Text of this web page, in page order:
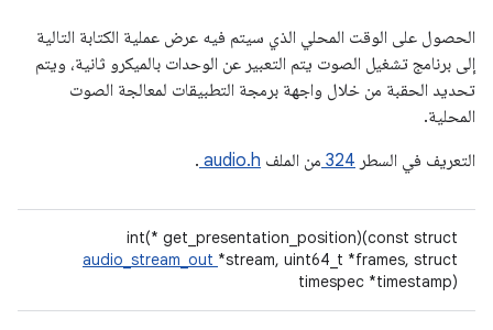
الحصول على الوقت المحلي الذي سيتم فيه عرض عملية الكتابة التالية
إلى برنامج تشغيل الصوت يتم التعبير عن الوحدات بالميكرو ثانية، ويتم
تحديد الحقبة من خلال واجهة برمجة التطبيقات لمعالجة الصوت
المحلية.
التعريف في السطر 324 من الملف audio.h
.
int(* get_presentation_position)(const struct
audio_stream_out *stream, uint64_t *frames, struct
timespec *timestamp)